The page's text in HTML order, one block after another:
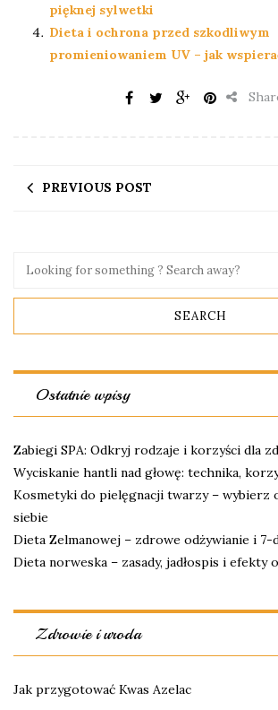
pięknej sylwetki
Dieta i ochrona przed szkodliwym
promieniowaniem UV – jak
PREVIOUS POST
Ostatnie wpisy
Zabiegi SPA: Odkryj rodzaje i korzyści dla
Wyciskanie hantli nad głowę: technika,
Kosmetyki do pielęgnacji twarzy – wybierz
siebie
Dieta Zelmanowej – zdrowe odżywianie i 7-
Dieta norweska – zasady, jadłospis i efekty
Zdrowie i uroda
Jak przygotować Kwas Azelac